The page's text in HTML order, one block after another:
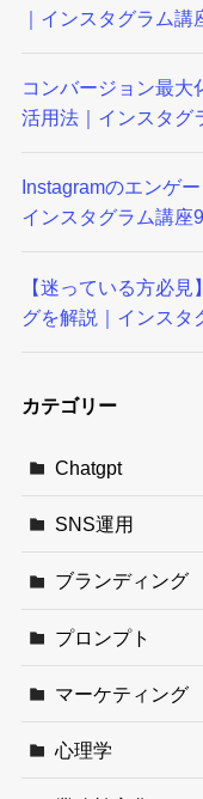
｜インスタグラム講
コンバージョン最大
活用法｜インスタグ
Instagramのエンゲ
インスタグラム講座9
【迷っている方必
グを解説｜インスタ
カテゴリー
Chatgpt
SNS運用
ブランディング
プロンプト
マーケティング
心理学